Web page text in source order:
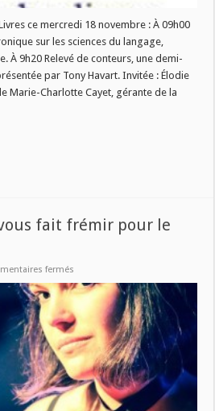
ce mercredi 18 novembre : À 09h00
sur les sciences du langage,
À 9h20 Relevé de conteurs, une demi-
par Tony Havart. Invitée : Élodie
Marie-Charlotte Cayet, gérante de la
fait frémir pour le
fermés
Vie
des
Livres
vous
fait
frémir
pour
le
vendredi
13!